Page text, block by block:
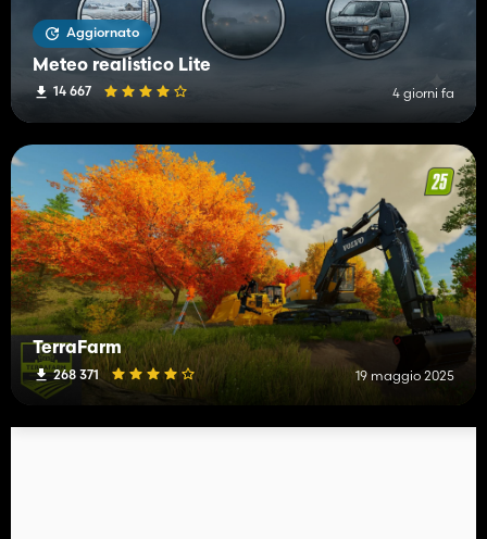
Aggiornato
Meteo realistico Lite
14 667 4 giorni fa
TerraFarm
268 371 19 maggio 2025